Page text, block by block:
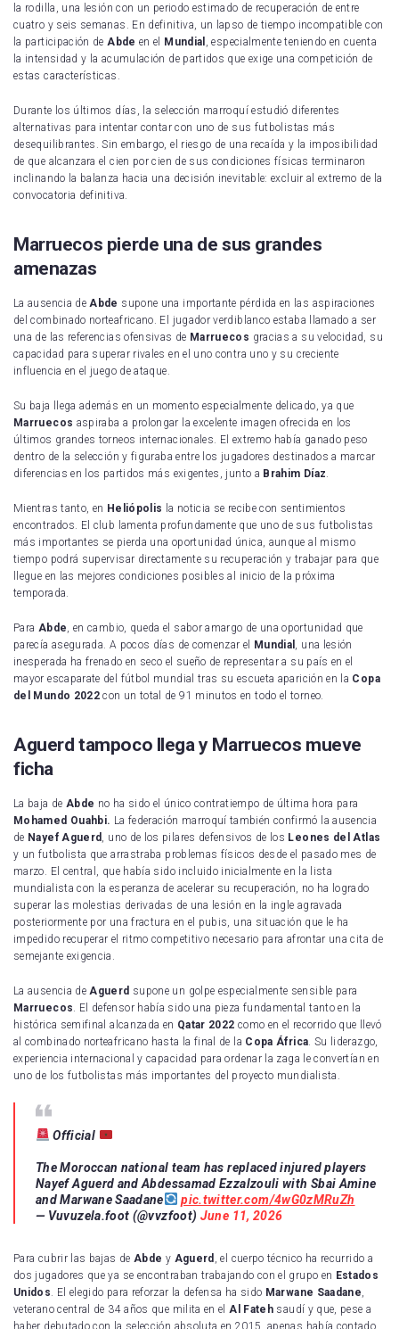
la rodilla, una lesión con un periodo estimado de recuperación de entre
cuatro y seis semanas. En definitiva, un lapso de tiempo incompatible con
la participación deAbdeen el Mundial , especialmente teniendo en cuenta
la intensidad y la acumulación de partidos que exige una competición de
estas características.
Durante los últimos días, la selección marroquí estudió diferentes
alternativas para intentar contar con uno de sus futbolistas más
desequilibrantes. Sin embargo, el riesgo de una recaída y la imposibilidad
de que alcanzara el cien por cien de sus condiciones físicas terminaron
inclinando la balanza hacia una decisión inevitable: excluir al extremo de la
convocatoria definitiva.
Marruecos pierde una de sus grandes
amenazas
La ausencia deAbde supone una importante pérdida en las aspiraciones
del combinado norteafricano. El jugador verdiblanco estaba llamado a ser
una de las referencias ofensivas de Marruecos gracias a su velocidad, su
capacidad para superar rivales en el uno contra uno y su creciente
influencia en el juego de ataque.
Su baja llega además en un momento especialmente delicado, ya que
Marruecos aspiraba a prolongar la excelente imagen ofrecida en los
últimos grandes torneos internacionales. El extremo había ganado peso
dentro de la selección y figuraba entre los jugadores destinados a marcar
diferencias en los partidos más exigentes, junto a Brahim Díaz.
Mientras tanto, en Heliópolis la noticia se recibe con sentimientos
encontrados. El club lamenta profundamente que uno de sus futbolistas
más importantes se pierda una oportunidad única, aunque al mismo
tiempo podrá supervisar directamente su recuperación y trabajar para que
llegue en las mejores condiciones posibles al inicio de la próxima
temporada.
Para Abde, en cambio, queda el sabor amargo de una oportunidad que
parecía asegurada. A pocos días de comenzar el Mundial , una lesión
inesperada ha frenado en seco el sueño de representar a su país en el
mayor escaparate del fútbol mundial tras su escueta aparición en la Copa
del Mundo 2022 con un total de 91 minutos en todo el torneo.
Aguerd tampoco llega y Marruecos mueve
ficha
La baja de Abde no ha sido el único contratiempo de última hora para
Mohamed Ouahbi. La federación marroquí también confirmó la ausencia
de Nayef Aguerd , uno de los pilares defensivos de los Leones del Atlas
y un futbolista que arrastraba problemas físicos desde el pasado mes de
marzo. El central, que había sido incluido inicialmente en la lista
mundialista con la esperanza de acelerar su recuperación, no ha logrado
superar las molestias derivadas de una lesión en la ingle agravada
posteriormente por una fractura en el pubis, una situación que le ha
impedido recuperar el ritmo competitivo necesario para afrontar una cita de
semejante exigencia.
La ausencia deAguerd supone un golpe especialmente sensible para
Marruecos. El defensor había sido una pieza fundamental tanto en la
histórica semifinal alcanzada en Qatar 2022 como en el recorrido que llevó
al combinado norteafricano hasta la final de la Copa África. Su liderazgo,
experiencia internacional y capacidad para ordenar la zaga le convertían en
uno de los futbolistas más importantes del proyecto mundialista.
Official
The Moroccan national team has replaced injured players
Nayef Aguerd and Abdessamad Ezzalzouli with Sbai Amine
and Marwane Saadane
pic.twitter.com/4wG0zMRuZh
— Vuvuzela.foot (@vvzfoot) June 11, 2026
Para cubrir las bajas de Abde y Aguerd , el cuerpo técnico ha recurrido a
dos jugadores que ya se encontraban trabajando con el grupo en Estados
Unidos. El elegido para reforzar la defensa ha sido Marwane Saadane,
veterano central de 34 años que milita en elAl Fateh saudí y que, pese a
haber debutado con la selección absoluta en 2015, apenas había contado